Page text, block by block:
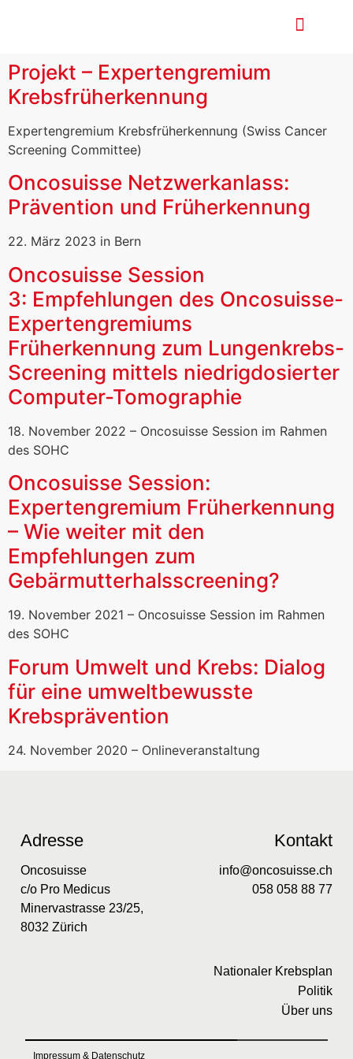
Projekt – Expertengremium
Krebsfrüherkennung
Expertengremium Krebsfrüherkennung (Swiss Cancer
Screening Committee)
Oncosuisse Netzwerkanlass:
Prävention und Früherkennung
22. März 2023 in Bern
Oncosuisse Session
3: Empfehlungen des Oncosuisse-
Expertengremiums
Früherkennung zum Lungenkrebs-
Screening mittels niedrigdosierter
Computer-Tomographie
18. November 2022 – Oncosuisse Session im Rahmen
des SOHC
Oncosuisse Session:
Expertengremium Früherkennung
– Wie weiter mit den
Empfehlungen zum
Gebärmutterhalsscreening?
19. November 2021 – Oncosuisse Session im Rahmen
des SOHC
Forum Umwelt und Krebs: Dialog
für eine umweltbewusste
Krebsprävention
24. November 2020 – Onlineveranstaltung
Adresse
Oncosuisse
c/o Pro Medicus
Minervastrasse 23/25,
8032 Zürich
Kontakt
info@oncosuisse.ch
058 058 88 77
Nationaler Krebsplan
Politik
Über uns
Impressum & Datenschutz